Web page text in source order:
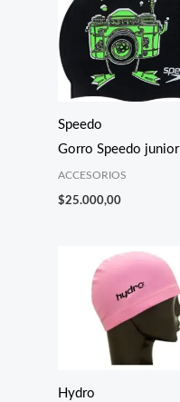
Speedo
Gorro Speedo junior
ACCESORIOS
$25.000,00
Hydro